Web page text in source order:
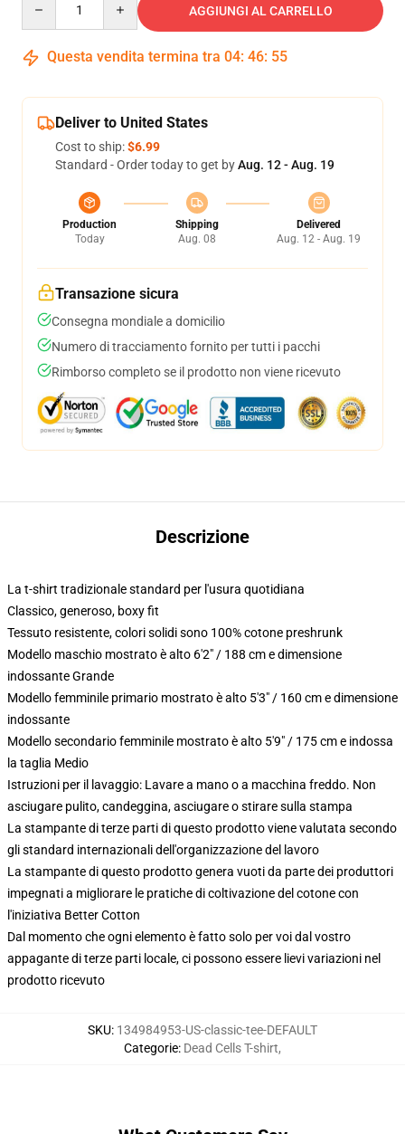
AGGIUNGI AL CARRELLO
Questa vendita termina tra 04: 46: 54
Deliver to United States
Cost to ship:$6.99
Standard - Order today to get byAug. 12 - Aug. 19
Production
Today
Shipping
Aug. 08
Delivered
Aug. 12 - Aug. 19
Transazione sicura
Consegna mondiale a domicilio
Numero di tracciamento fornito per tutti i pacchi
Rimborso completo se il prodotto non viene ricevuto
Descrizione
La t-shirt tradizionale standard per l'usura quotidiana
Classico, generoso, boxy fit
Tessuto resistente, colori solidi sono 100% cotone preshrunk
Modello maschio mostrato è alto 6'2" / 188 cm e dimensione
indossante Grande
Modello femminile primario mostrato è alto 5'3" / 160 cm e dimensione
indossante
Modello secondario femminile mostrato è alto 5'9" / 175 cm e indossa
la taglia Medio
Istruzioni per il lavaggio: Lavare a mano o a macchina freddo. Non
asciugare pulito, candeggina, asciugare o stirare sulla stampa
La stampante di terze parti di questo prodotto viene valutata secondo
gli standard internazionali dell'organizzazione del lavoro
La stampante di questo prodotto genera vuoti da parte dei produttori
impegnati a migliorare le pratiche di coltivazione del cotone con
l'iniziativa Better Cotton
Dal momento che ogni elemento è fatto solo per voi dal vostro
appagante di terze parti locale, ci possono essere lievi variazioni nel
prodotto ricevuto
SKU: 134984953-US-classic-tee-DEFAULT
Categorie: Dead Cells T-shirt,